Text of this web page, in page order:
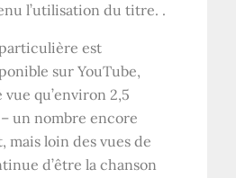
l’utilisation du titre. .
est
sur YouTube,
vue qu’environ 2,5
un nombre encore
mais loin des vues de
d’être la chanson